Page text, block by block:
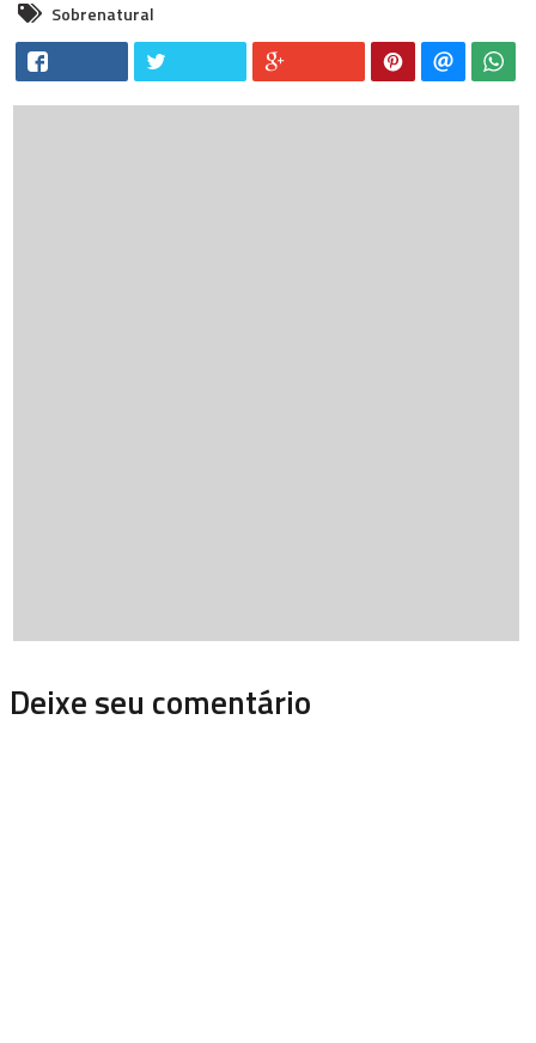
Sobrenatural
Deixe seu comentário